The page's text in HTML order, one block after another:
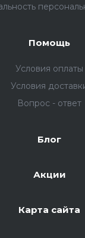
Помощь
Условия оплаты
Условия
Вопрос - ответ
Блог
Акции
Карта сайта